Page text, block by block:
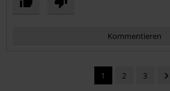
Kommentieren
1 2 3